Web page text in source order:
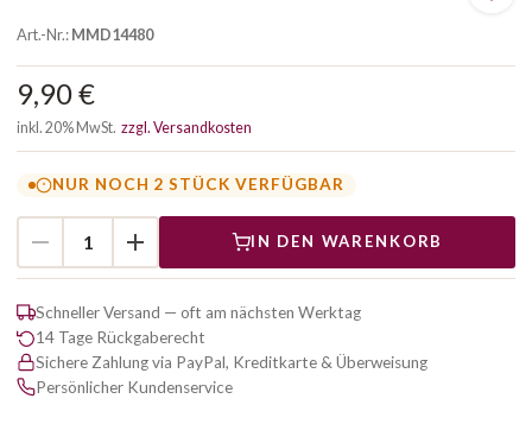
Art.-Nr.:MMD14480
9,90 €
inkl. 20% MwSt. zzgl. Versandkosten
NUR NOCH 2 STÜCK VERFÜGBAR
IN DEN WARENKORB
Schneller Versand — oft am nächsten Werktag
14 Tage Rückgaberecht
Sichere Zahlung via PayPal, Kreditkarte & Überweisung
Persönlicher Kundenservice